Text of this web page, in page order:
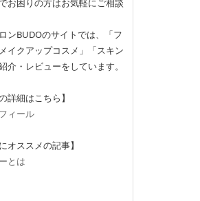
ンBUDOのサイトでは、「フ
イクアップコスメ」「スキン
介・レビューをしています。
詳細はこちら】
ィール
オススメの記事】
とは